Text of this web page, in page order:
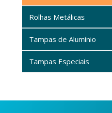
Rolhas Metálicas
Tampas de Alumínio
Tampas Especiais